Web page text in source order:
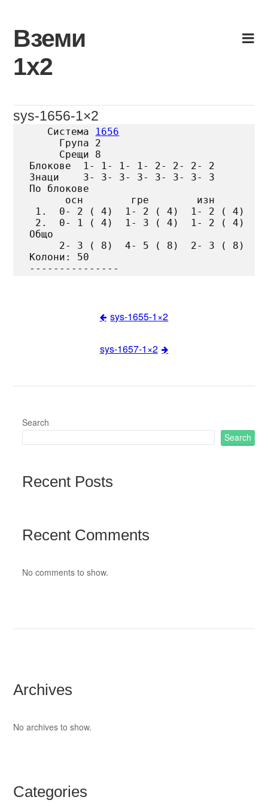
content
Вземи
1х2
sys-1656-1×2
   Система
1656
     Група 2
     Срещи 8
Блокове  1- 1- 1- 1- 2- 2- 2- 2
Знаци    3- 3- 3- 3- 3- 3- 3- 3
По блокове
      осн        гре        изн
1.  0- 2 ( 4)  1- 2 ( 4)  1- 2 ( 4)
2.  0- 1 ( 4)  1- 3 ( 4)  1- 2 ( 4)
Общо
     2- 3 ( 8)  4- 5 ( 8)  2- 3 ( 8)
Колони: 50
sys-1655-1×2
sys-1657-1×2
Search
Search
Recent Posts
Recent Comments
No comments to show.
Archives
No archives to show.
Categories